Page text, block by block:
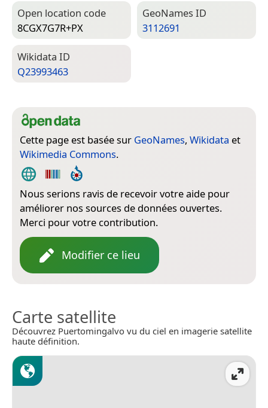
Open location code
8CGX7G7R+PX
Geo­Names ID
3112691
Wiki­data ID
Q23993463
Cette page est basée sur GeoNames, Wikidata et
Wikimedia Commons.
Nous serions ravis de recevoir votre aide pour
améliorer nos sources de données ouvertes.
Merci pour votre contribution.
Modifier ce lieu
Carte satellite
Découvrez Puertomingalvo vu du ciel en imagerie satellite
haute définition.